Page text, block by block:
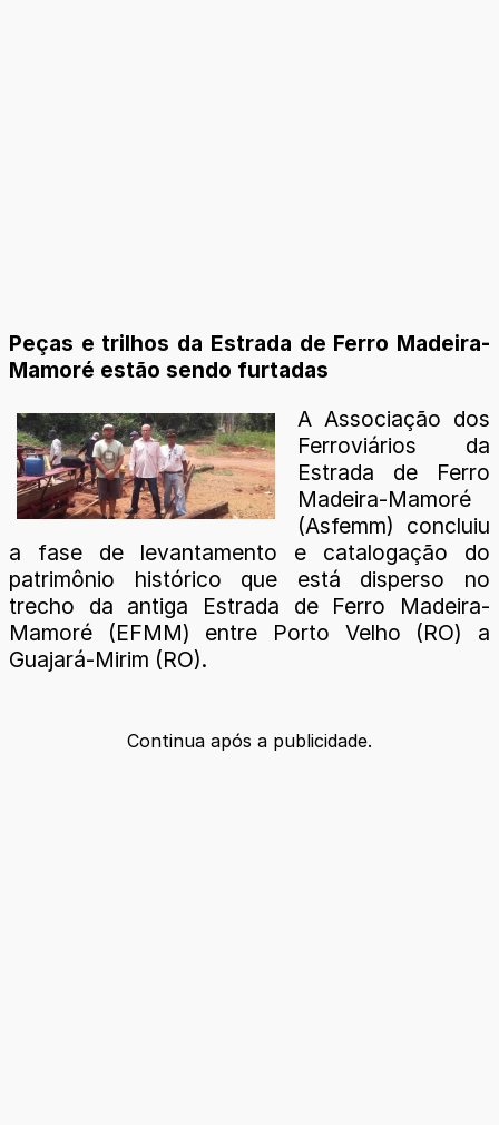
Peças e trilhos da Estrada de Ferro Madeira-
Mamoré estão sendo furtadas
A Associação dos
Ferroviários da
Estrada de Ferro
Madeira-Mamoré
(Asfemm) concluiu
a fase de levantamento e catalogação do
patrimônio histórico que está disperso no
trecho da antiga Estrada de Ferro Madeira-
Mamoré (EFMM) entre Porto Velho (RO) a
Guajará-Mirim (RO).
Continua após a publicidade.